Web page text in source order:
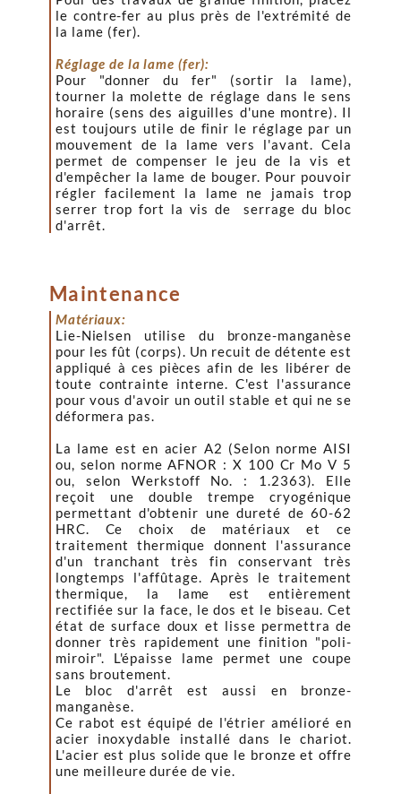
le contre-fer au plus près de l'extrémité de
la lame (fer).
Réglage de la lame (fer):
Pour "donner du fer" (sortir la lame),
tourner la molette de réglage dans le sens
horaire (sens des aiguilles d'une montre). Il
est toujours utile de finir le réglage par un
mouvement de la lame vers l'avant. Cela
permet de compenser le jeu de la vis et
d'empêcher la lame de bouger. Pour pouvoir
régler facilement la lame ne jamais trop
serrer trop fort la vis de serrage du bloc
d'arrêt.
Maintenance
Matériaux:
Lie-Nielsen utilise du bronze-manganèse
pour les fût (corps). Un recuit de détente est
appliqué à ces pièces afin de les libérer de
toute contrainte interne. C'est l'assurance
pour vous d'avoir un outil stable et qui ne se
déformera pas.
La lame est en acier A2 (Selon norme AISI
ou, selon normeAFNOR : X 100 Cr Mo V 5
ou, selon Werkstoff No. : 1.2363). Elle
reçoit une double trempe cryogénique
permettant d'obtenir une dureté de 60-62
HRC. Ce choix de matériaux et ce
traitement thermique donnent l'assurance
d'un tranchant très fin conservant très
longtemps l'affûtage. Après le traitement
thermique, la lame est entièrement
rectifiée sur la face, le dos et le biseau. Cet
état de surface doux et lisse permettra de
donner très rapidement une finition "poli-
miroir". L'épaisse lame permet une coupe
sans broutement.
Le bloc d'arrêt est aussi en bronze-
manganèse.
Ce rabot est équipé de l'étrier amélioré en
acier inoxydable installé dans le chariot.
L'acier est plus solide que le bronze et offre
une meilleure durée de vie.